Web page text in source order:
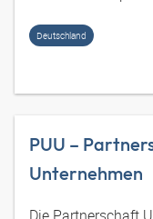
Deutschland
PUU –
Unternehmen